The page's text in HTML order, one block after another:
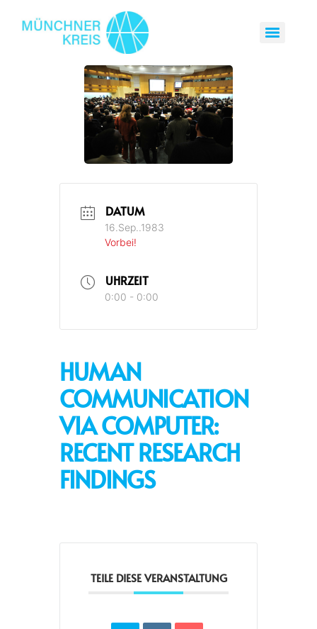
DATUM
16.Sep..1983
Vorbei!
UHRZEIT
0:00 - 0:00
HUMAN
COMMUNICATION
VIA COMPUTER:
RECENT RESEARCH
FINDINGS
TEILE DIESE VERANSTALTUNG